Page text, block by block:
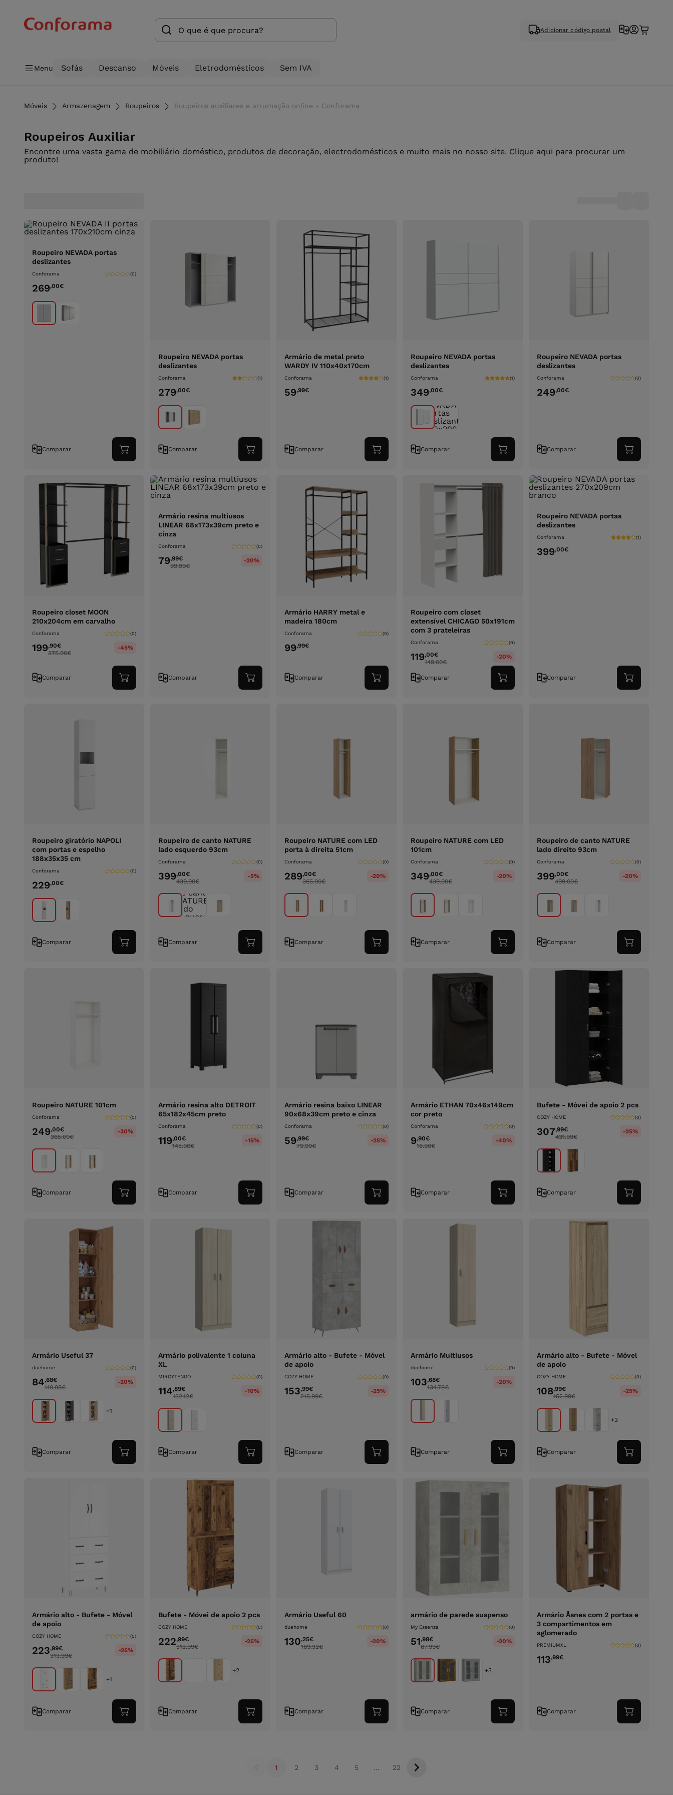
Adicionar código postal
Menu Sofás Descanso Móveis Eletrodomésticos Sem IVA
Móveis Armazenagem Roupeiros Roupeiros auxiliares e arrumação online - Conforama
Roupeiros Auxiliar
Encontre uma vasta gama de mobiliário doméstico, produtos de decoração, electrodomésticos e muito mais no nosso site. Clique aqui para procurar um
produto!
Roupeiro NEVADA portas
deslizantes
Conforama (0)
269,00€
Comparar
Adicionar
ao
Roupeiro NEVADA portas
deslizantes
Conforama (1)
279,00€
Comparar
Adicionar
ao
Armário de metal preto
WARDY IV 110x40x170cm
Conforama (1)
59,99€
Comparar
Adicionar
ao
Roupeiro NEVADA portas
deslizantes
Conforama (1)
349,00€
Comparar
Adicionar
ao
Roupeiro NEVADA portas
deslizantes
Conforama (0)
249,00€
Comparar
Adicionar
ao
Roupeiro closet MOON
210x204cm em carvalho
Conforama (0)
199,90€
375.00€
-45%
Comparar
Adicionar
ao
Armário resina multiusos
LINEAR 68x173x39cm preto e
cinza
Conforama (0)
79,99€
99.99€
-20%
Comparar
Adicionar
ao
Armário HARRY metal e
madeira 180cm
Conforama (0)
99,99€
Comparar
Adicionar
ao
Roupeiro com closet
extensível CHICAGO 50x191cm
com 3 prateleiras
Conforama (0)
119,00€
149.00€
-20%
Comparar
Adicionar
ao
Roupeiro NEVADA portas
deslizantes
Conforama (1)
399,00€
Comparar
Adicionar
ao
Roupeiro giratório NAPOLI
com portas e espelho
188x35x35 cm
Conforama (0)
229,00€
Comparar
Adicionar
ao
Roupeiro de canto NATURE
lado esquerdo 93cm
Conforama (0)
399,00€
439.00€
-5%
Comparar
Adicionar
ao
Roupeiro NATURE com LED
porta à direita 51cm
Conforama (0)
289,00€
365.00€
-20%
Comparar
Adicionar
ao
Roupeiro NATURE com LED
101cm
Conforama (0)
349,00€
439.00€
-20%
Comparar
Adicionar
ao
Roupeiro de canto NATURE
lado direito 93cm
Conforama (0)
399,00€
499.00€
-20%
Comparar
Adicionar
ao
Roupeiro NATURE 101cm
Conforama (0)
249,00€
365.00€
-30%
Comparar
Adicionar
ao
Armário resina alto DETROIT
65x182x45cm preto
Conforama (0)
119,00€
145.00€
-15%
Comparar
Adicionar
ao
Armário resina baixo LINEAR
90x68x39cm preto e cinza
Conforama (0)
59,99€
79.99€
-25%
Comparar
Adicionar
ao
Armário ETHAN 70x46x149cm
cor preto
Conforama (0)
9,90€
16.90€
-40%
Comparar
Adicionar
ao
Bufete - Móvei de apoio 2 pcs
COZY HOME (0)
307,99€
431.99€
-25%
Comparar
Adicionar
ao
Armário Useful 37
duehome (0)
84,68€
110.08€
-20%
+1
Comparar
Adicionar
ao
Armário polivalente 1 coluna
XL
MIROYTENGO (0)
114,89€
132.12€
-10%
Comparar
Adicionar
ao
Armário alto - Bufete - Móvel
de apoio
COZY HOME (0)
153,99€
215.99€
-25%
Comparar
Adicionar
ao
Armário Multiusos
duehome (0)
103,68€
134.78€
-20%
Comparar
Adicionar
ao
Armário alto - Bufete - Móvel
de apoio
COZY HOME (0)
108,99€
152.99€
-25%
+3
Comparar
Adicionar
ao
Armário alto - Bufete - Móvel
de apoio
COZY HOME (0)
223,99€
313.99€
-25%
+1
Comparar
Adicionar
ao
Bufete - Móvei de apoio 2 pcs
COZY HOME (0)
222,99€
312.99€
-25%
+2
Comparar
Adicionar
ao
Armário Useful 60
duehome (0)
130,25€
169.32€
-20%
Comparar
Adicionar
ao
armário de parede suspenso
My Essenza (0)
51,98€
67.99€
-20%
+3
Comparar
Adicionar
ao
Armário Åsnes com 2 portas e
3 compartimentos em
aglomerado
PREMIUMXL (0)
113,99€
Comparar
Adicionar
ao
1 2 3 4 5 ... 22